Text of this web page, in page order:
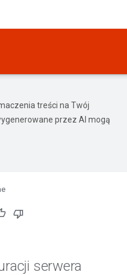
treści na Twój
przez AI mogą
serwera